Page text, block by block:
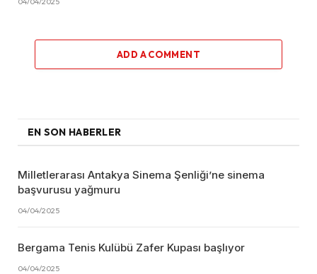
ADD A COMMENT
EN SON HABERLER
Milletlerarası Antakya Sinema Şenliği’ne sinema
başvurusu yağmuru
04/04/2025
Bergama Tenis Kulübü Zafer Kupası başlıyor
04/04/2025